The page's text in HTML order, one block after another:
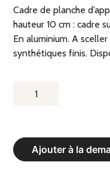
Cadre de planche
hauteur 10 cm : cadre
En aluminium. A
synthétiques finis.
Ajouter à la
QUANTITÉ
DE
PLANCHE